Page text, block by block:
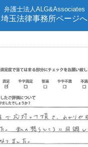
弁護士法人ALG&Associates
埼玉法律事務所ページへ